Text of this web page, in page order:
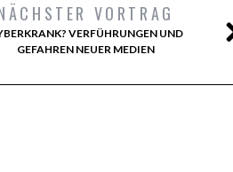
VORTRAG
VERFÜHRUNGEN UND
GEFAHREN NEUER MEDIEN